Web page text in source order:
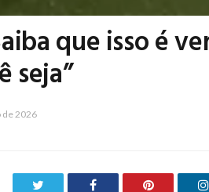
que isso é
seja”
de 2026
Facebook Pinterest